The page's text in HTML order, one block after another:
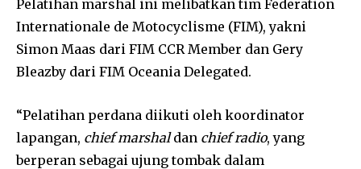
Pelatihan marshal ini melibatkan tim Federation
Internationale de Motocyclisme (FIM), yakni
Simon Maas dari FIM CCR Member dan Gery
Bleazby dari FIM Oceania Delegated.
“Pelatihan perdana diikuti oleh koordinator
lapangan, chief marshaldan chief radio, yang
berperan sebagai ujung tombak dalam